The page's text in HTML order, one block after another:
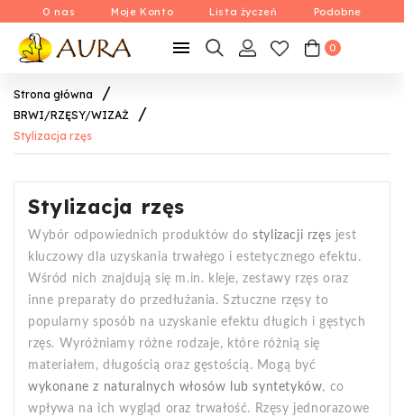
O nas Moje Konto Lista życzeń Podobne
 0
Strona główna
BRWI/RZĘSY/WIZAŻ
Stylizacja rzęs
Stylizacja rzęs
Wybór odpowiednich produktów dostylizacji rzęs jest
kluczowy dla uzyskania trwałego i estetycznego efektu.
Wśród nich znajdują się m.in. kleje, zestawy rzęs oraz
inne preparaty do przedłużania. Sztuczne rzęsy to
popularny sposób na uzyskanie efektu długich i gęstych
rzęs. Wyróżniamy różne rodzaje, które różnią się
materiałem, długością oraz gęstością. Mogą być
wykonane z naturalnych włosów lub syntetyków, co
wpływa na ich wygląd oraz trwałość. Rzęsy jednorazowe